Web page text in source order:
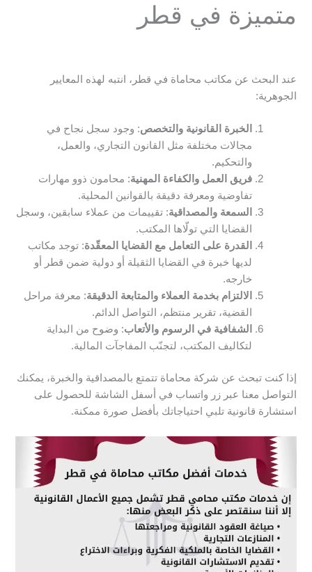
متميزة في قطر
عند البحث عن مكاتب محاماة في قطر، انتبه لهذه المعايير
الجوهرية:
الخبرة القانونية والتخصص: وجود سجل نجاح في
مجالات مختلفة مثل القانون التجاري، والعمل،
والتحكيم.
فريق العمل والكفاءة المهنية: محامون ذوو مهارات
تفاوضية ومعرفة دقيقة بالقوانين المحلية.
السمعة والمصداقية: تقييمات من عملاء سابقين، وسجل
القضايا التي تولّاها المكتب.
القدرة على التعامل مع القضايا المعقّدة: توجد مكاتب
لديها خبرة في القضايا الثقيلة أو دولية ضمن قطر أو
خارجه.
الالتزام بخدمة العملاء والمتابعة الدقيقة: معرفة مراحل
القضية، تقرير منتظم، التواصل الدائم.
الشفافية في الرسوم والأتعاب: وضوح من البداية
لتكاليف المكتب، لتجنّب المفاجآت المالية.
إذا كنت تبحث عن شركة محاماة تتمتع بالمصداقية والخبرة، يمكنك
التواصل معنا عبر زر واتساب في أسفل الشاشة للحصول على
استشارة قانونية تلبي احتياجاتك بأفضل صورة ممكنة.